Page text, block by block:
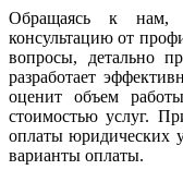
Обращаясь к нам,
консультацию от
вопросы, детально
разработает
оценит объем
стоимостью услуг.
оплаты юридических
варианты оплаты.